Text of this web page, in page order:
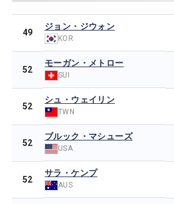
49
ジョン・ジウォン
KOR
52
モーガン・メトロー
SUI
52
シュ・ウェイリン
TWN
52
ブルック・マシューズ
USA
52
サラ・ケンプ
AUS